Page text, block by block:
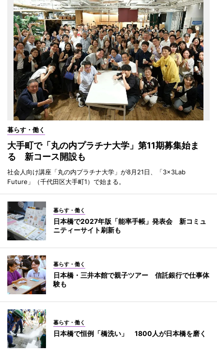
暮らす・働く
大手町で「丸の内プラチナ大学」第11期募集始ま
る 新コース開設も
社会人向け講座「丸の内プラチナ大学」が8月21日、「3×3Lab
Future」（千代田区大手町1）で始まる。
暮らす・働く
日本橋で2027年版「能率手帳」発表会 新コミュ
ニティーサイト刷新も
暮らす・働く
日本橋・三井本館で親子ツアー 信託銀行で仕事体
験も
暮らす・働く
日本橋で恒例「橋洗い」 1800人が日本橋を磨く